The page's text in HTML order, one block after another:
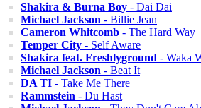
Shakira & Burna Boy - Dai Dai
Michael Jackson - Billie Jean
Cameron Whitcomb - The Hard Way
Temper City - Self Aware
Shakira feat. Freshlyground - Waka
Michael Jackson - Beat It
DA TI - Take Me There
Rammstein - Du Hast